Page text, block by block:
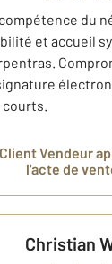
du
et accueil
courts.
Client Vendeur
l'acte de
Christian